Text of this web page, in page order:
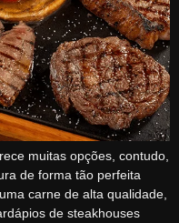
muitas opções, contudo,
de forma tão perfeita
carne de alta qualidade,
de steakhouses